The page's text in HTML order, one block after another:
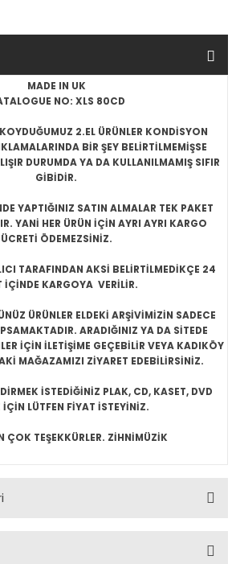
MADE IN UK
NO: XLS 80CD
2.EL ÜRÜNLER KONDİSYON
BİR ŞEY BELİRTİLMEMİŞSE
DURUMDA YA DA KULLANILMAMIŞ SIFIR
GİBİDİR.
YAPTIĞINIZ SATIN ALMALAR TEK PAKET
YANİ HER ÜRÜN İÇİN AYRI AYRI KARGO
ÜCRETİ ÖDEMEZSİNİZ.
TARAFINDAN AKSİ BELİRTİLMEDİKÇE 24
İÇİNDE KARGOYA VERİLİR.
ÜRÜNLER ELDEKİ ARŞİVİMİZİN SADECE
ARADIĞINIZ YA DA SİTEDE
İÇİN İLETİŞİME GEÇEBİLİR VEYA KADIKÖY
MAĞAZAMIZI ZİYARET EDEBİLİRSİNİZ.
İSTEDİĞİNİZ PLAK, CD, KASET, DVD
İÇİN LÜTFEN FİYAT İSTEYİNİZ.
ÇOK TEŞEKKÜRLER. ZİHNİMÜZİK